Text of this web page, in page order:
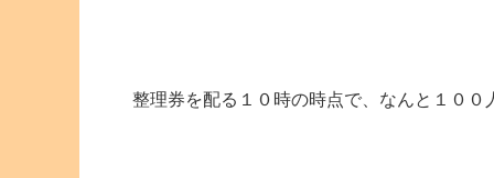
整理券を配る１０時の時点で、なんと１００